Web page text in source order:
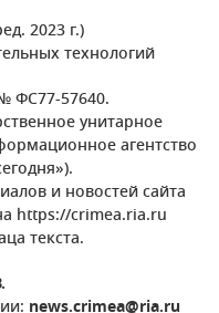
2023 г.)
технологий
ФС77-57640.
унитарное
агентство
и новостей сайта
https://crimea.ria.ru
текста.